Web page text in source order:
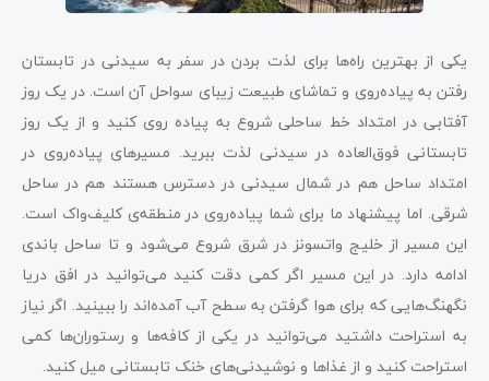
یکی از بهترین راه‌ها برای لذت بردن در سفر به سیدنی در تابستان
رفتن به پیاده‌روی و تماشای طبیعت زیبای سواحل آن است. در یک روز
آفتابی در امتداد خط ساحلی شروع به پیاده روی کنید و از یک روز
تابستانی فوق‌العاده در سیدنی لذت ببرید. مسیرهای پیاده‌روی در
امتداد ساحل هم در شمال سیدنی در دسترس هستند هم در ساحل
شرقی. اما پیشنهاد ما برای شما پیاده‌روی در منطقه‌ی کلیف‌واک است.
این مسیر از خلیج واتسونز در شرق شروع می‌شود و تا ساحل باندی
ادامه دارد. در این مسیر اگر کمی دقت کنید می‌توانید در افق دریا
نگهنگ‌هایی که برای هوا گرفتن به سطح آب آمده‌اند را ببینید. اگر نیاز
به استراحت داشتید می‌توانید در یکی از کافه‌ها و رستوران‌ها کمی
استراحت کنید و از غذاها و نوشیدنی‌های خنک تابستانی میل کنید.